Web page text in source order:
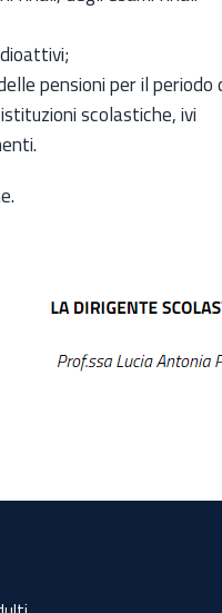
pensioni per il periodo
scolastiche, ivi